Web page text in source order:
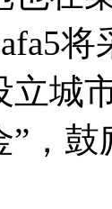
将
立城
”，